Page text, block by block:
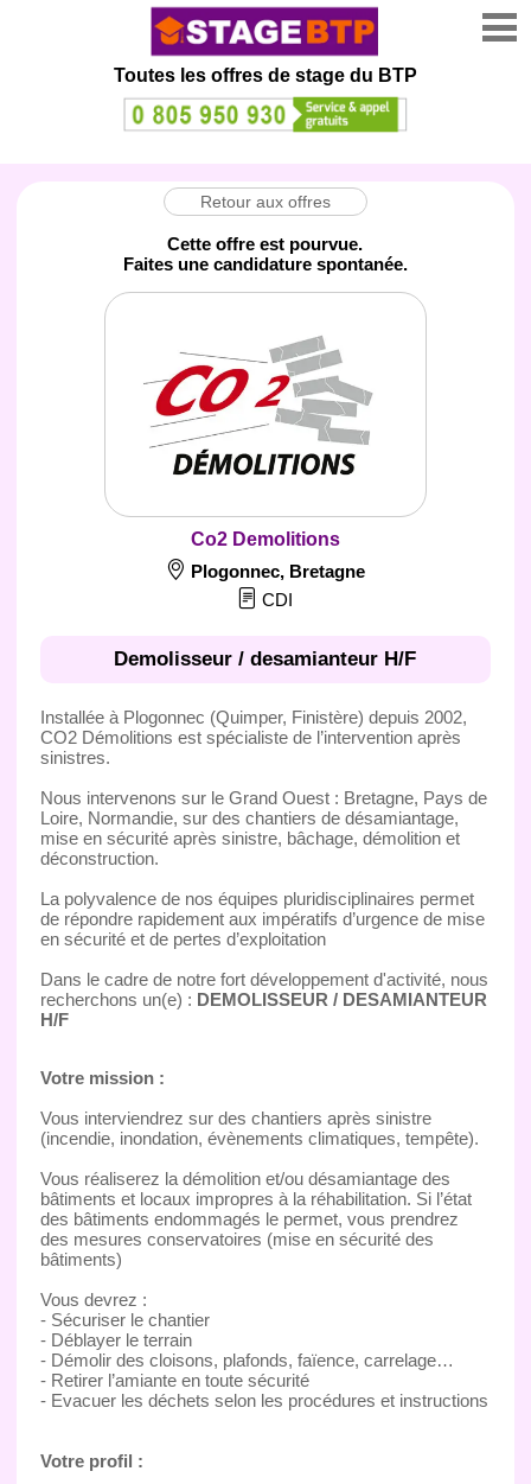
Toutes les offres de stage du BTP
Retour aux offres
Cette offre est pourvue.
Faites une candidature spontanée.
Co2 Demolitions
Plogonnec, Bretagne
CDI
Demolisseur / desamianteur H/F
Installée à Plogonnec (Quimper, Finistère) depuis 2002,
CO2 Démolitions est spécialiste de l’intervention après
sinistres.
Nous intervenons sur le Grand Ouest : Bretagne, Pays de
Loire, Normandie, sur des chantiers de désamiantage,
mise en sécurité après sinistre, bâchage, démolition et
déconstruction.
La polyvalence de nos équipes pluridisciplinaires permet
de répondre rapidement aux impératifs d’urgence de mise
en sécurité et de pertes d’exploitation
Dans le cadre de notre fort développement d'activité, nous
recherchons un(e) : DEMOLISSEUR / DESAMIANTEUR
H/F
Votre mission :
Vous interviendrez sur des chantiers après sinistre
(incendie, inondation, évènements climatiques, tempête).
Vous réaliserez la démolition et/ou désamiantage des
bâtiments et locaux impropres à la réhabilitation. Si l’état
des bâtiments endommagés le permet, vous prendrez
des mesures conservatoires (mise en sécurité des
bâtiments)
Vous devrez :
- Sécuriser le chantier
- Déblayer le terrain
- Démolir des cloisons, plafonds, faïence, carrelage…
- Retirer l’amiante en toute sécurité
- Evacuer les déchets selon les procédures et instructions
Votre profil :